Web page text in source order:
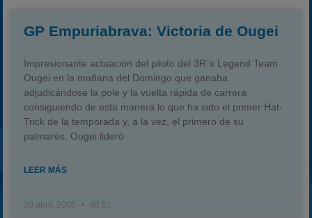
GP Empuriabrava: Victoria de Ougei
Impresionante actuación del piloto del 3R`s Legend Team
Ougei en la mañana del Domingo que ganaba
adjudicándose la pole y la vuelta rápida de carrera
consiguiendo de esta manera lo que ha sido el primer Hat-
Trick de la temporada y, a la vez, el primero de su
palmarés. Ougei lideró
LEER MÁS
20 abril, 2005 08:51